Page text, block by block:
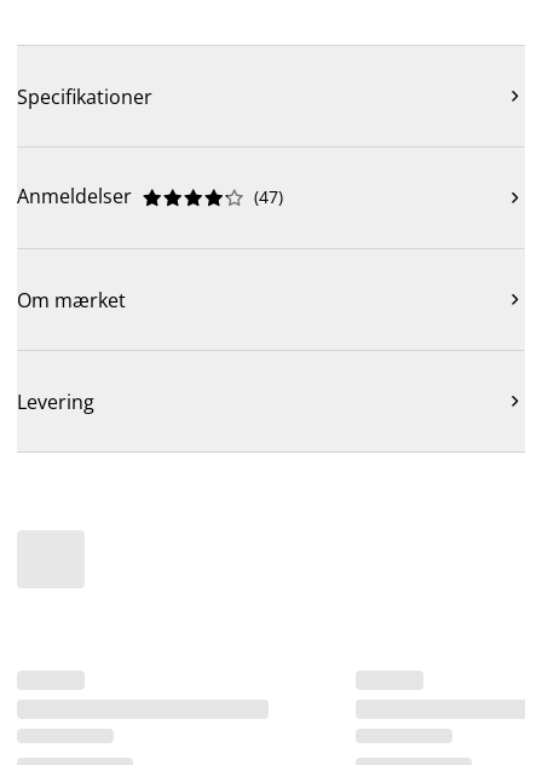
Specifikationer 
Anmeldelser 




 (47) 
Om mærket 
Levering 